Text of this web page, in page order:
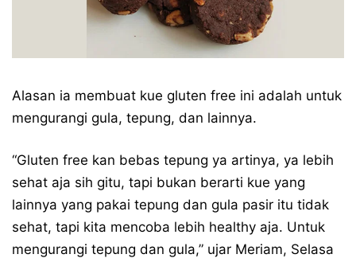
Alasan ia membuat kue gluten free ini adalah untuk
mengurangi gula, tepung, dan lainnya.
“Gluten free kan bebas tepung ya artinya, ya lebih
sehat aja sih gitu, tapi bukan berarti kue yang
lainnya yang pakai tepung dan gula pasir itu tidak
sehat, tapi kita mencoba lebih healthy aja. Untuk
mengurangi tepung dan gula,” ujar Meriam, Selasa